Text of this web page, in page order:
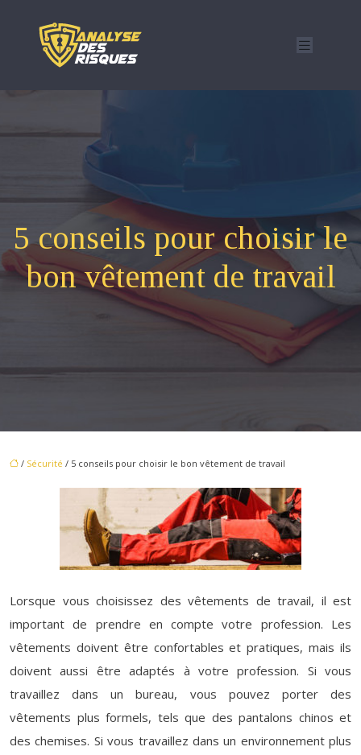
5 conseils pour choisir le
bon vêtement de travail
/ Sécurité / 5 conseils pour choisir le bon vêtement de travail
Lorsque vous choisissez des vêtements de travail, il est
important de prendre en compte votre profession. Les
vêtements doivent être confortables et pratiques, mais ils
doivent aussi être adaptés à votre profession. Si vous
travaillez dans un bureau, vous pouvez porter des
vêtements plus formels, tels que des pantalons chinos et
des chemises. Si vous travaillez dans un environnement plus